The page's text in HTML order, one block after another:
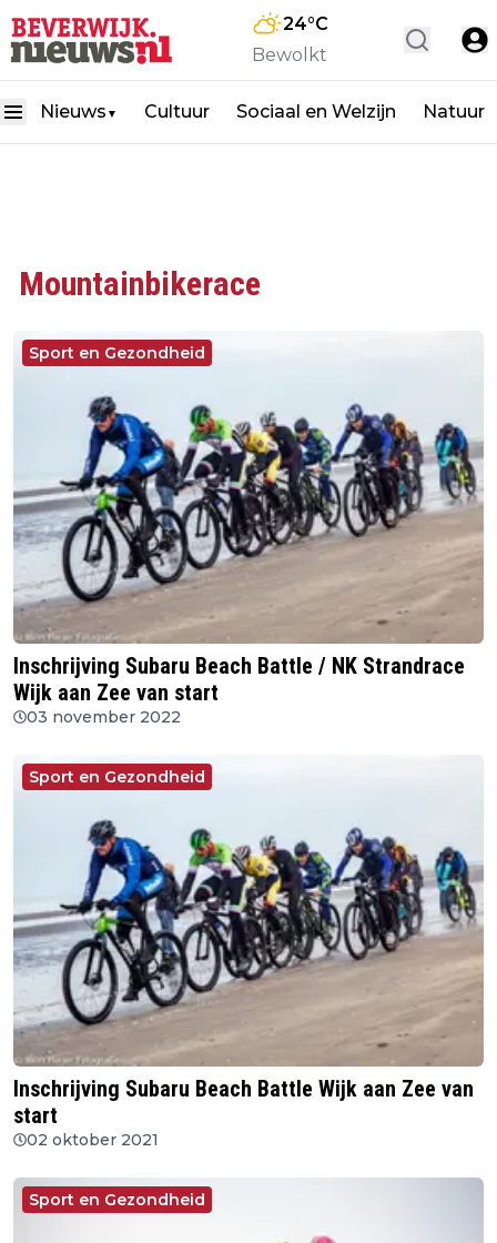
24°C
Bewolkt
Nieuws ▼ Cultuur Sociaal en Welzijn Natuur
Mountainbikerace
Sport en Gezondheid
Inschrijving Subaru Beach Battle / NK Strandrace
Wijk aan Zee van start
03 november 2022
Sport en Gezondheid
Inschrijving Subaru Beach Battle Wijk aan Zee van
start
02 oktober 2021
Sport en Gezondheid